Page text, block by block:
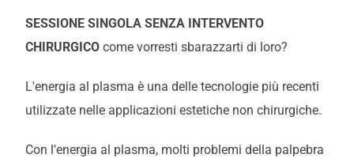
SESSIONE SINGOLA SENZA INTERVENTO
CHIRURGICO come vorresti sbarazzarti di loro?
L'energia al plasma è una delle tecnologie più recenti
utilizzate nelle applicazioni estetiche non chirurgiche.
Con l'energia al plasma, molti problemi della palpebra